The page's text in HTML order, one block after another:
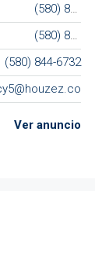
(580) 853-7390
(580) 853-6732
(580) 844-6732
Ver anuncio